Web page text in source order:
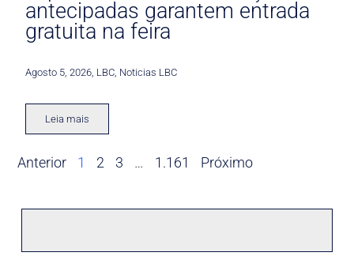
antecipadas garantem entrada
gratuita na feira
Agosto 5, 2026 LBC Noticias LBC
Leia mais
Anterior 1 2 3 … 1.161 Próximo